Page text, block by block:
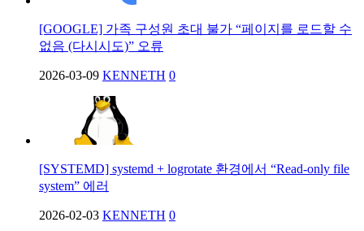
[GOOGLE] 가족 구성원 초대 불가 “페이지를 로드할 수
없음 (다시시도)” 오류
2026-03-09 KENNETH 0
[SYSTEMD] systemd + logrotate 환경에서 “Read-only file
system” 에러
2026-02-03 KENNETH 0